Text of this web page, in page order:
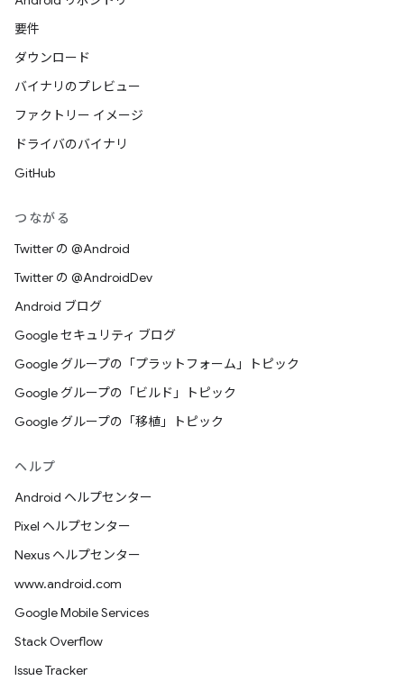
要件
ダウンロード
バイナリのプレビュー
ファクトリー イメージ
ドライバのバイナリ
GitHub
つながる
Twitter の @Android
Twitter の @AndroidDev
Android ブログ
Google セキュリティ ブログ
Google グループの「プラットフォーム」トピック
Google グループの「ビルド」トピック
Google グループの「移植」トピック
ヘルプ
Android ヘルプセンター
Pixel ヘルプセンター
Nexus ヘルプセンター
www.android.com
Google Mobile Services
Stack Overflow
Issue Tracker